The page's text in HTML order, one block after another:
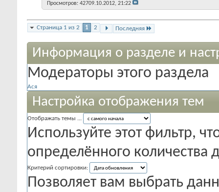
Просмотров: 42709.10.2012, 21:22
Страница 1 из 2 1 2 Последняя
Информация о разделе и
Модераторы этого раздела
Ася
Настройка отображения тем
Отображать темы ...
Используйте этот фильтр,
определённого количества
Критерий сортировки:
Позволяет вам выбрать